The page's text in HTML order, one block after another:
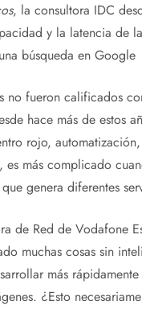
, la consultora IDC
y la latencia de
búsqueda en Google
no fueron calificados
hace más de estos
rojo,
es más complicado
genera diferentes
de Red de Vodafone
muchas cosas sin
más
¿Esto